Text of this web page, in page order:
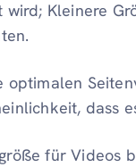
wird; Kleinere
optimalen
dass
für Videos